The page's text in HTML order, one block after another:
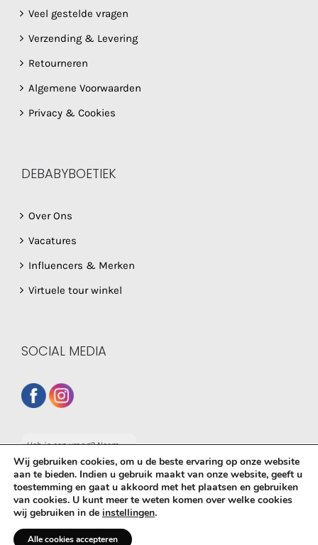
Veel gestelde vragen
Verzending & Levering
Retourneren
Algemene Voorwaarden
Privacy & Cookies
DEBABYBOETIEK
Over Ons
Vacatures
Influencers & Merken
Virtuele tour winkel
SOCIAL MEDIA
© Copyright 2026 De Babyboetiek | Powered byMplusKASSA
Woocommerce&WooCommerce Kassasysteem
Heb je een vraag? Neem
dan gerust contact op
met onze whatsapp
service!
Wij gebruiken cookies, om u de beste ervaring op onze website
aan te bieden. Indien u gebruik maakt van onze website, geeft u
toestemming en gaat u akkoord met het plaatsen en gebruiken
van cookies. U kunt meer te weten komen over welke cookies
wij gebruiken in de instellingen.
Alle cookies accepteren